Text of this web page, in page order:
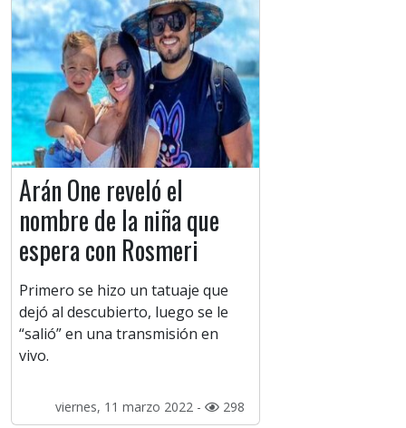
Arán One reveló el
nombre de la niña que
espera con Rosmeri
Primero se hizo un tatuaje que
dejó al descubierto, luego se le
“salió” en una transmisión en
vivo.
viernes, 11 marzo 2022 - 298